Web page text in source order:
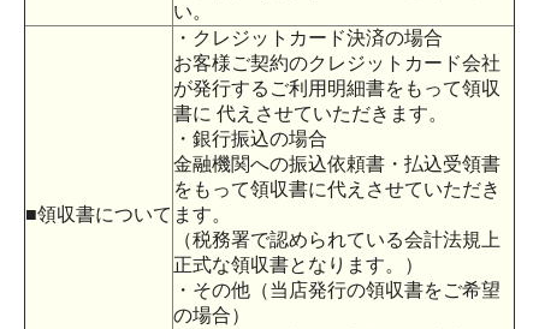
い。
■領収書について
・クレジットカード決済の場合
お客様ご契約のクレジットカード会社
が発行するご利用明細書をもって領収
書に 代えさせていただきます。
・銀行振込の場合
金融機関への振込依頼書・払込受領書
をもって領収書に代えさせていただき
ます。
（税務署で認められている会計法規上
正式な領収書となります。）
・その他（当店発行の領収書をご希望
の場合）